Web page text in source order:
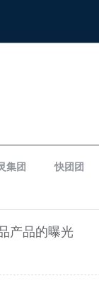
集团 快团团
产品的曝光